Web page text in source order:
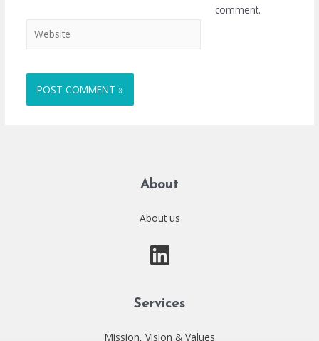
Website
comment.
About
About us
Services
Mission, Vision & Values